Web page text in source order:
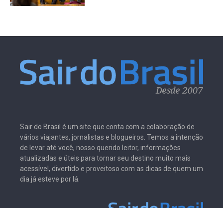
Sair do Brasil é um site que conta com a colaboração de
vários viajantes, jornalistas e blogueiros. Temos a intenção
de levar até você, nosso querido leitor, informações
atualizadas e úteis para tornar seu destino muito mais
acessível, divertido e proveitoso com as dicas de quem um
dia já esteve por lá.